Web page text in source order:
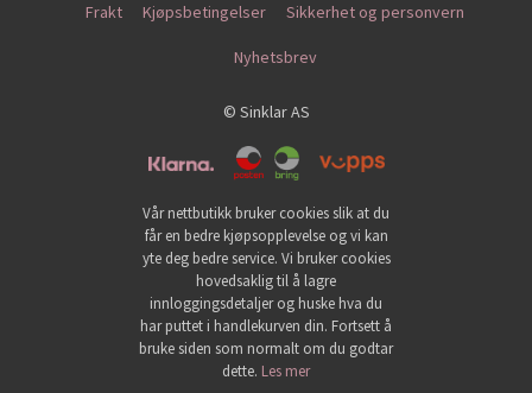
Frakt Kjøpsbetingelser Sikkerhet og personvern
Nyhetsbrev
© Sinklar AS
Vår nettbutikk bruker cookies slik at du
får en bedre kjøpsopplevelse og vi kan
yte deg bedre service. Vi bruker cookies
hovedsaklig til å lagre
innloggingsdetaljer og huske hva du
har puttet i handlekurven din. Fortsett å
bruke siden som normalt om du godtar
dette. Les mer